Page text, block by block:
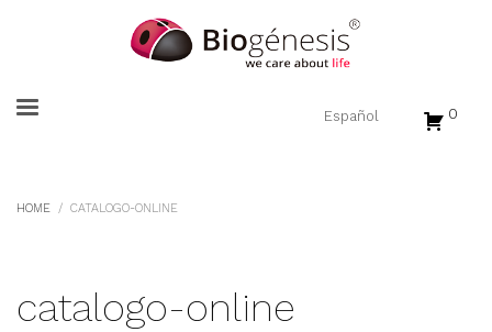
0
HOME CATALOGO-ONLINE
catalogo-online